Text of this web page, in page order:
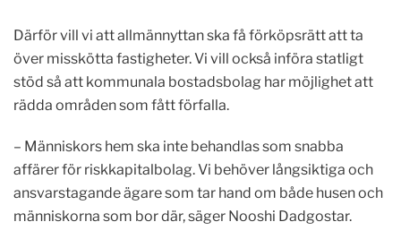
Därför vill vi att allmännyttan ska få förköpsrätt att ta
över misskötta fastigheter. Vi vill också införa statligt
stöd så att kommunala bostadsbolag har möjlighet att
rädda områden som fått förfalla.
– Människors hem ska inte behandlas som snabba
affärer för riskkapitalbolag. Vi behöver långsiktiga och
ansvarstagande ägare som tar hand om både husen och
människorna som bor där, säger Nooshi Dadgostar.